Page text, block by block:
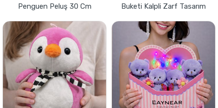
Penguen Peluş 30 Cm
Buketi Kalpli Zarf Tasarım